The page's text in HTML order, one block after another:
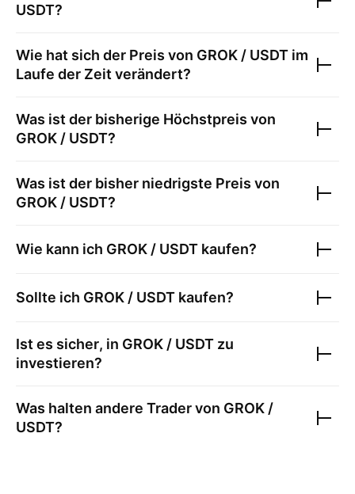
USDT?
Wie hat sich der Preis von GROK / USDT im
Laufe der Zeit verändert?
Was ist der bisherige Höchstpreis von
GROK / USDT?
Was ist der bisher niedrigste Preis von
GROK / USDT?
Wie kann ich GROK / USDT kaufen?
Sollte ich GROK / USDT kaufen?
Ist es sicher, in GROK / USDT zu
investieren?
Was halten andere Trader von GROK /
USDT?